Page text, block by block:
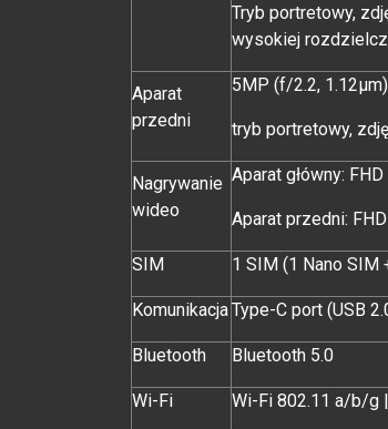
Tryb portretowy,
wysokiej
Aparat
przedni
5MP (f/2.2, 1.12μm)
tryb portretowy,
Nagrywanie
wideo
Aparat główny:
Aparat przedni:
SIM 1 SIM (1 Nano SIM
KomunikacjaType-C port (USB
Bluetooth Bluetooth 5.0
Wi-Fi Wi-Fi 802.11 a/b/g